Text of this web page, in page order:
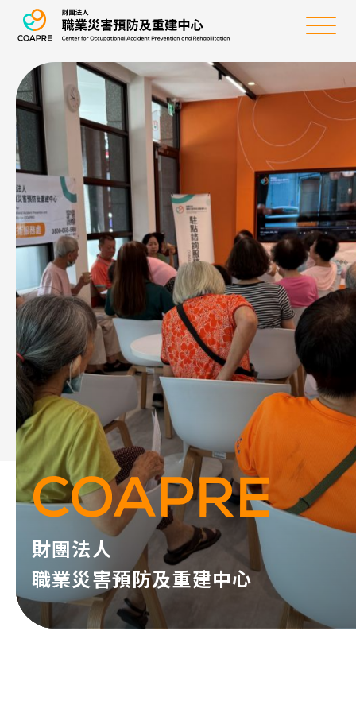
職業災害預防及重
選
單
財團法人
職業災害預防及重建中心